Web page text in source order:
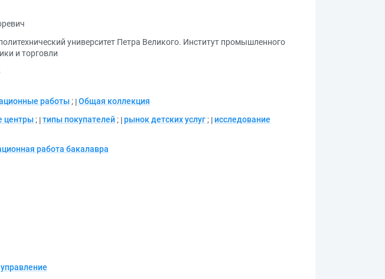
университет Петра Великого. Институт промышленного
и торговли
работы ; Общая коллекция
центры ; типы покупателей ; рынок детских услуг ;
исследование
работа бакалавра